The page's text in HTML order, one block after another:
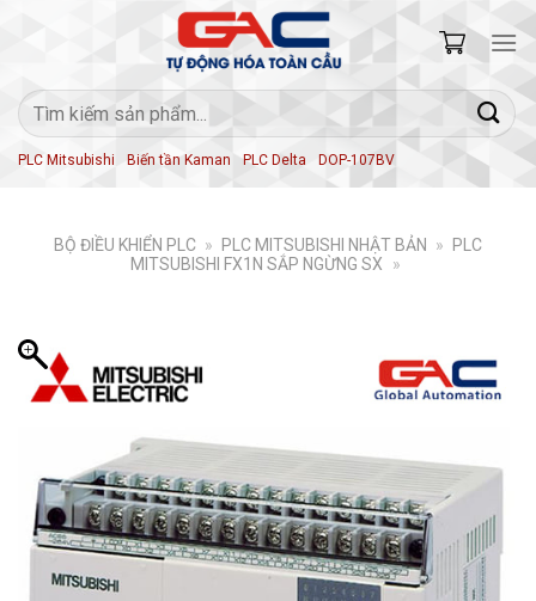
Tìm
kiếm:
PLC Mitsubishi Biến tần Kaman PLC Delta DOP-107BV
BỘ ĐIỀU KHIỂN PLC » PLC MITSUBISHI NHẬT BẢN »
PLC
MITSUBISHI FX1N SẮP NGỪNG SX
»